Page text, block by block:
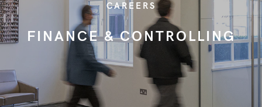
CAREERS
FINANCE & CONTROLLING